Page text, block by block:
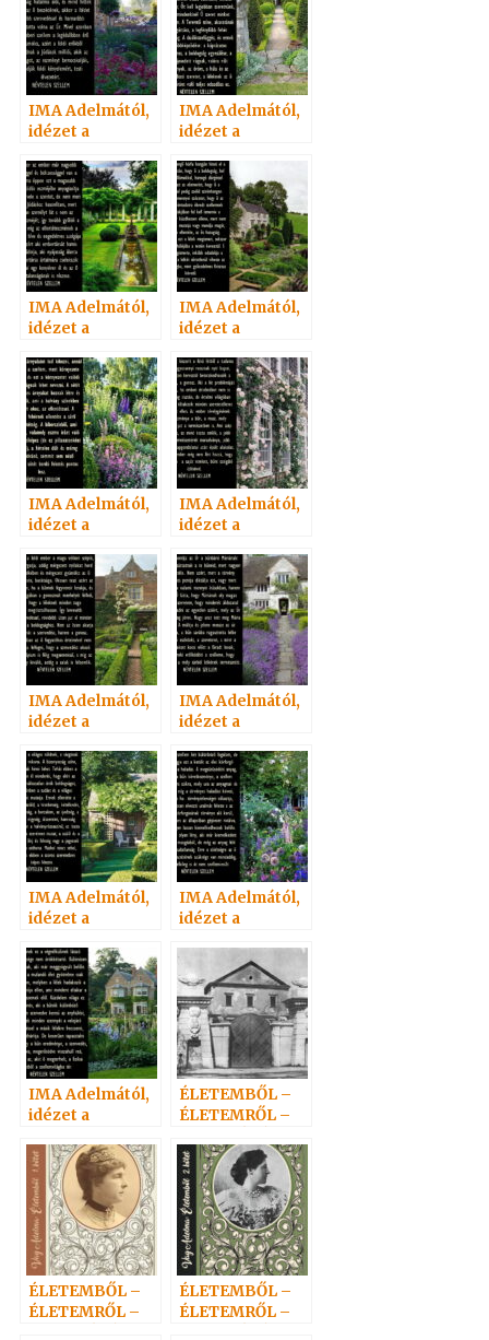
IMA Adelmától,
idézet a
Szellemtől 20.
IMA Adelmától,
idézet a
Szellemtől 9.
IMA Adelmától,
idézet a
Szellemtől 19.
IMA Adelmától,
idézet a
Szellemtől 28.
IMA Adelmától,
idézet a
Szellemtől 13.
IMA Adelmától,
idézet a
Szellemtől 24.
IMA Adelmától,
idézet a
Szellemtől 39.
IMA Adelmától,
idézet a
Szellemtől 37.
IMA Adelmától,
idézet a
Szellemtől 10.
IMA Adelmától,
idézet a
Szellemtől 34.
IMA Adelmától,
idézet a
Szellemtől 42.
ÉLETEMBŐL –
ÉLETEMRŐL –
–
ZÁRÓGONDOLA
T
ÉLETEMBŐL –
ÉLETEMRŐL –
ÉLETEMBŐL –
ÉLETEMRŐL –